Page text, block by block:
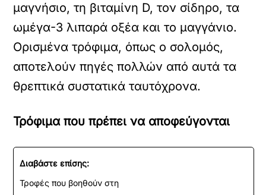
μαγνήσιο, τη βιταμίνη D, τον σίδηρο, τα
ωμέγα-3 λιπαρά οξέα και το μαγγάνιο.
Ορισμένα τρόφιμα, όπως ο σολομός,
αποτελούν πηγές πολλών από αυτά τα
θρεπτικά συστατικά ταυτόχρονα.
Τρόφιμα που πρέπει να αποφεύγονται
Διαβάστε επίσης:
Τροφές που βοηθούν στη